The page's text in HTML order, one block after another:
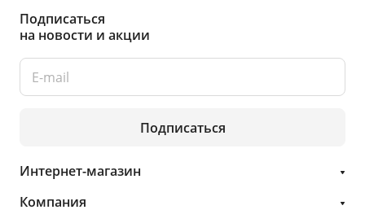
Подписаться
на новости и акции
Подписаться
Интернет-магазин
Компания